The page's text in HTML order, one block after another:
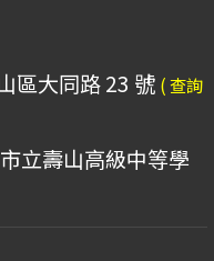
區大同路 23 號 ( 查詢
立壽山高級中等學